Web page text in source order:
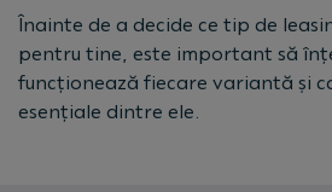
Înainte de a decide ce tip de
pentru tine, este important să
funcționează fiecare variantă și
esențiale dintre ele.